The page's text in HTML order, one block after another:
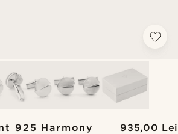
925 Harmony 935,00 Lei